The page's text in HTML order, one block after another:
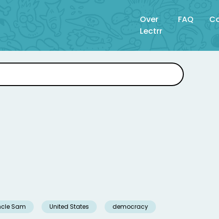
Over
Lectrr
FAQ
Sam United States democracy